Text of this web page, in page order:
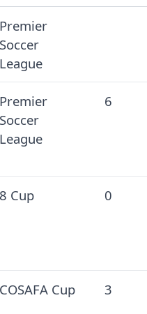
Premier
Soccer
League
Premier
Soccer
League
6
8 Cup 0
COSAFA Cup 3